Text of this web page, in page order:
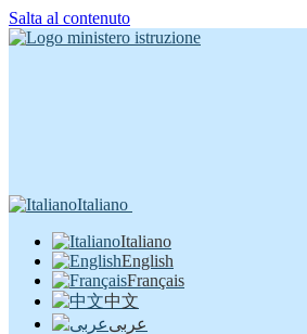
Salta al contenuto
Italiano
Italiano
English
Français
中文
عربى